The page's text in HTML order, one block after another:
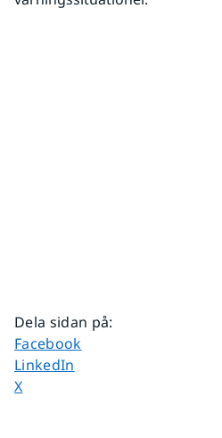
Dela sidan på:
Dela sidan på
Facebook
Dela sidan på
LinkedIn
Dela sidan på
X